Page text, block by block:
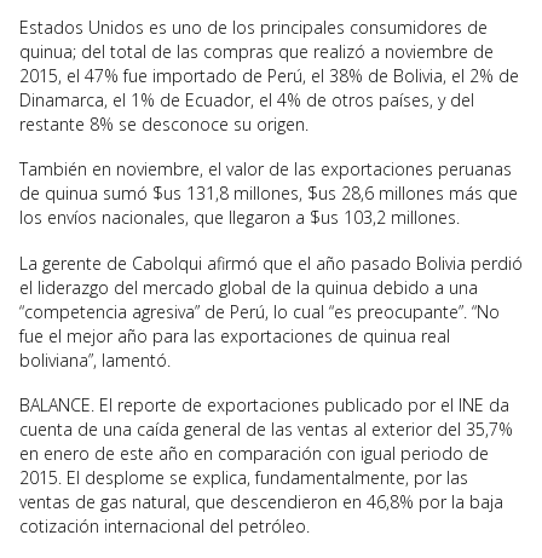
Estados Unidos es uno de los principales consumidores de
quinua; del total de las compras que realizó a noviembre de
2015, el 47% fue importado de Perú, el 38% de Bolivia, el 2% de
Dinamarca, el 1% de Ecuador, el 4% de otros países, y del
restante 8% se desconoce su origen.
También en noviembre, el valor de las exportaciones peruanas
de quinua sumó $us 131,8 millones, $us 28,6 millones más que
los envíos nacionales, que llegaron a $us 103,2 millones.
La gerente de Cabolqui afirmó que el año pasado Bolivia perdió
el liderazgo del mercado global de la quinua debido a una
“competencia agresiva” de Perú, lo cual “es preocupante”. “No
fue el mejor año para las exportaciones de quinua real
boliviana”, lamentó.
BALANCE. El reporte de exportaciones publicado por el INE da
cuenta de una caída general de las ventas al exterior del 35,7%
en enero de este año en comparación con igual periodo de
2015. El desplome se explica, fundamentalmente, por las
ventas de gas natural, que descendieron en 46,8% por la baja
cotización internacional del petróleo.